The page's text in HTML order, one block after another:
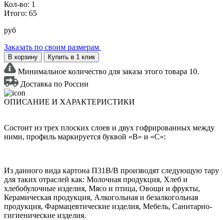
Кол-во: 1
Итого: 65
руб
Заказать по своим размерам
В корзину Купить в 1 клик
Минимальное количество для заказа этого товара 10.
Доставка по России
ОПИСАНИЕ И ХАРАКТЕРИСТИКИ
Состоит из трех плоских слоев и двух гофрированных между
ними, профиль маркируется буквой «В» и «С»:
Из данного вида картона П31В/B производят следующую тару
для таких отраслей как: Молочная продукция, Хлеб и
хлебобулочные изделия, Мясо и птица, Овощи и фрукты,
Керамическая продукция, Алкогольная и безалкогольная
продукция, Фармацевтические изделия, Мебель, Санитарно-
гигиенические изделия.